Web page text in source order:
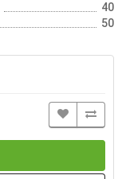
40
50